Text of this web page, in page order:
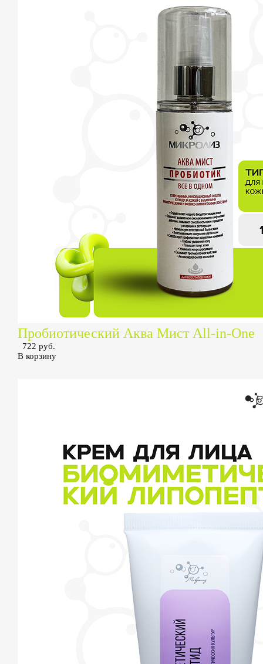
Пробиотический Аква Мист All-in-One
722 руб.
В корзину